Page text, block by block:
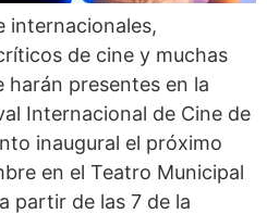
internacionales,
de cine y muchas
harán presentes en la
Internacional de Cine de
inaugural el próximo
en el Teatro Municipal
partir de las 7 de la